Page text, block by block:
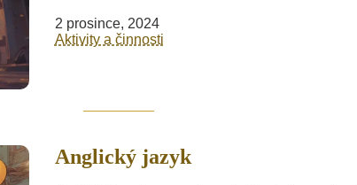
2 prosince, 2024
Aktivity a činnosti
Anglický jazyk